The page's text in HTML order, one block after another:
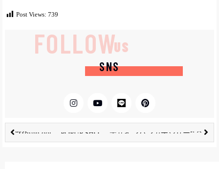
Post Views: 739
FOLLOWUS
SNS
前へ 次へ
デザインハンカチシリーズに、新柄追加！COLORFUL TRAVEL